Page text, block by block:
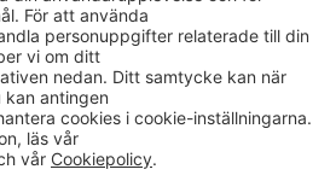
Om oss
Verksamheter